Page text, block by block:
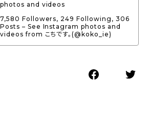
photos and videos
7,580 Followers, 249 Following, 306
Posts – See Instagram photos and
videos from こちです。(@koko_ie)